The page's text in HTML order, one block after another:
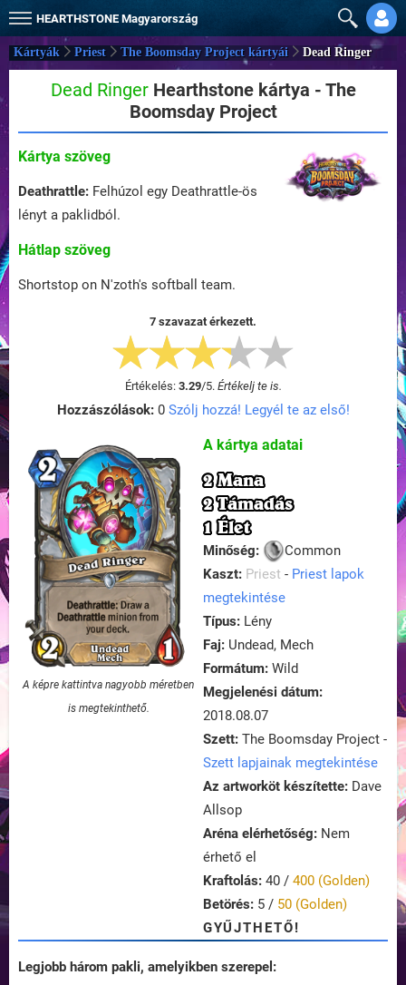
HEARTHSTONE Magyarország
Kártyák Priest The Boomsday Project kártyái Dead Ringer
Dead RingerHearthstone kártya - The
Boomsday Project
Kártya szöveg
Deathrattle: Felhúzol egy Deathrattle-ös
lényt a paklidból.
Hátlap szöveg
Shortstop on N'zoth's softball team.
7 szavazat érkezett.
Értékelés: 3.29/5. Értékelj te is.
Hozzászólások:0 Szólj hozzá! Legyél te az első!
A képre kattintva nagyobb méretben
is megtekinthető.
A kártya adatai
2 Mana
2 Támadás
1 Élet
Minőség:
Common
Kaszt: Priest - Priest lapok
megtekintése
Típus: Lény
Faj: Undead, Mech
Formátum: Wild
Megjelenési dátum:
2018.08.07
Szett: The Boomsday Project -
Szett lapjainak megtekintése
Az artworköt készítette: Dave
Allsop
Aréna elérhetőség: Nem
érhető el
Kraftolás: 40 / 400 (Golden)
Betörés: 5 / 50 (Golden)
GYŰJTHETŐ!
Legjobb három pakli, amelyikben szerepel: